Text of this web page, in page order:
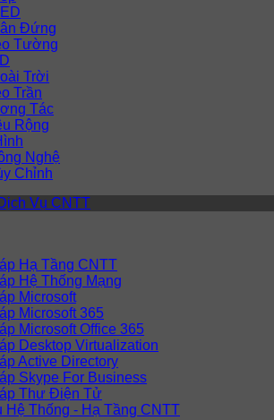
Đứng
Tường
Trời
Trần
Tác
Rộng
Nghệ
Chỉnh
Vụ CNTT
Hạ Tầng CNTT
Hệ Thống Mạng
Microsoft
Microsoft 365
Microsoft Office 365
Desktop Virtualization
Active Directory
Skype For Business
Thư Điện Tử
Hệ Thống - Hạ Tầng CNTT